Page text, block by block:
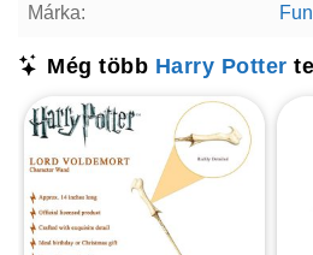
Márka:
Még több Harry Potter